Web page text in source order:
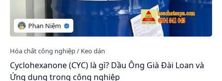
Cyclohexanone (CYC) là gì? Dầu Ông Già Đài Loan và
Ứng dụng trong công nghiệp